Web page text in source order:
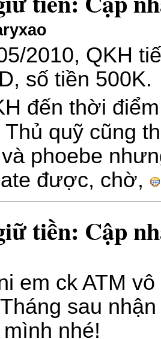
2010, QKH
số tiền 500K.
đến thời
Thủ quỹ cũng
phoebe
được, chờ,
tiền: Cập
em ck ATM
sau
nhé!